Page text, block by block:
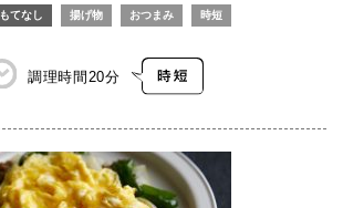
てなし 揚げ物 おつまみ 時短
調理時間 20分